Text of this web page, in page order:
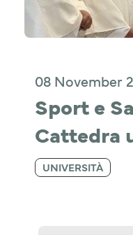
08 November
Sport e
Cattedra
UNIVERSITÀ